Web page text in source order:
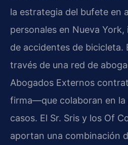
la estrategia del bufete en
personales en Nueva
de accidentes de bicicleta.
través de una red de
Abogados Externos
firma—que colaboran en la
casos. El Sr. Sris y los Of
aportan una combinación